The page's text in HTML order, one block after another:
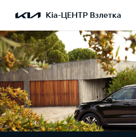
Kia-ЦЕНТР Взлетка